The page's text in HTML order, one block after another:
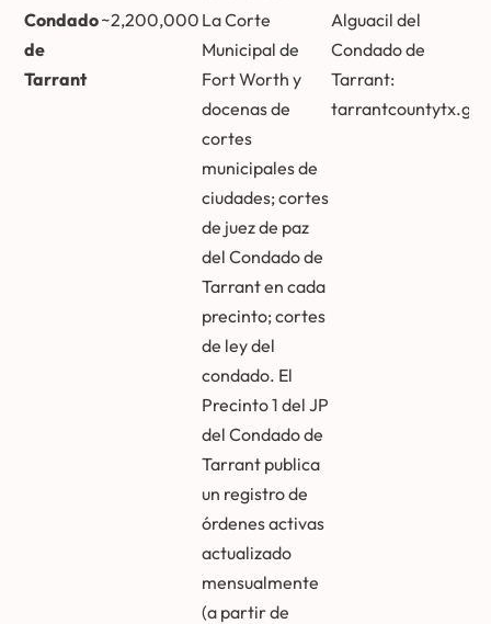
Condado
de
Tarrant
~2,200,000 La Corte
Municipal de
Fort Worth y
docenas de
cortes
municipales de
ciudades; cortes
de juez de paz
del Condado de
Tarrant en cada
precinto; cortes
de ley del
condado. El
Precinto 1 del JP
del Condado de
Tarrant publica
un registro de
órdenes activas
actualizado
mensualmente
(a partir de
Alguacil del
Condado de
Tarrant:
tarrantcountytx.gov